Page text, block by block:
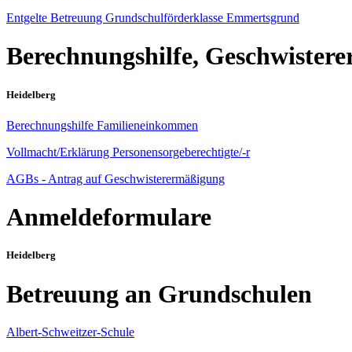
Entgelte Betreuung Grundschulförderklasse Emmertsgrund
Berechnungshilfe,
Heidelberg
Berechnungshilfe Familieneinkommen
Vollmacht/Erklärung Personensorgeberechtigte/-r
AGBs - Antrag auf Geschwisterermäßigung
Anmeldeformulare
Heidelberg
Betreuung an Grundschulen
Albert-Schweitzer-Schule